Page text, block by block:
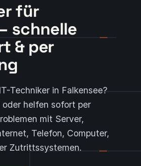
für
schnelle
& per
Techniker in Falkensee?
helfen sofort per
mit Server,
Telefon, Computer,
Zutrittssystemen.